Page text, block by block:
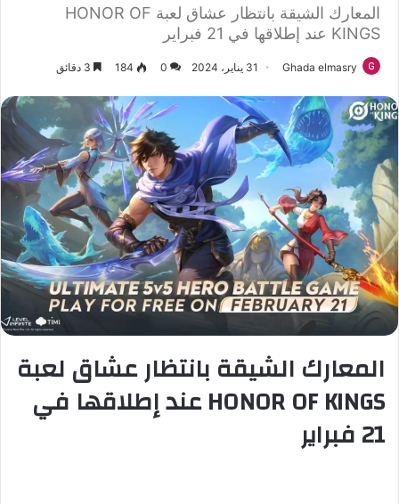
المعارك الشيقة بانتظار عشاق لعبة HONOR OF
KINGS عند إطلاقها في 21 فبراير
Ghada elmasry 31 يناير، 2024 0
184
المعارك الشيقة بانتظار عشاق لعبة
HONOR OF KINGS عند إطلاقها في
21 فبراير